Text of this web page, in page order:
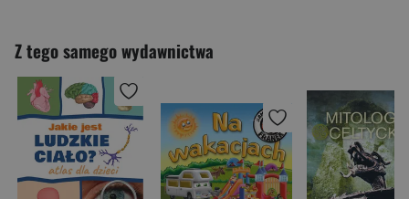
Z tego samego wydawnictwa